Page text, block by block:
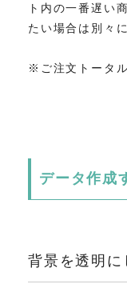
ト内の一番遅い
たい場合は別々
※ご注文トータ
データ作成
背景を透明に